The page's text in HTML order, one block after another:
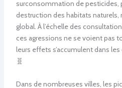
surconsommation de pesticides,
destruction des habitats
global. À l’échelle des
ces agressions ne se voient pas
leurs effets s’accumulent dans
🧬
Dans de nombreuses villes, les